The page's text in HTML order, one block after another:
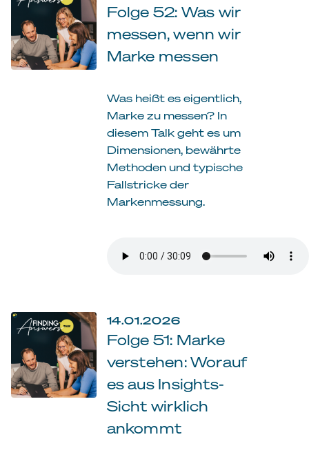
Folge 52: Was wir
messen, wenn wir
Marke messen
Was heißt es eigentlich,
Marke zu messen? In
diesem Talk geht es um
Dimensionen, bewährte
Methoden und typische
Fallstricke der
Markenmessung.
14.01.2026
Folge 51: Marke
verstehen: Worauf
es aus Insights-
Sicht wirklich
ankommt